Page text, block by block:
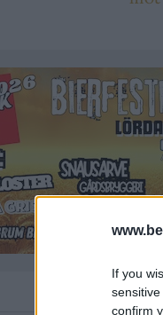
If you
confirm